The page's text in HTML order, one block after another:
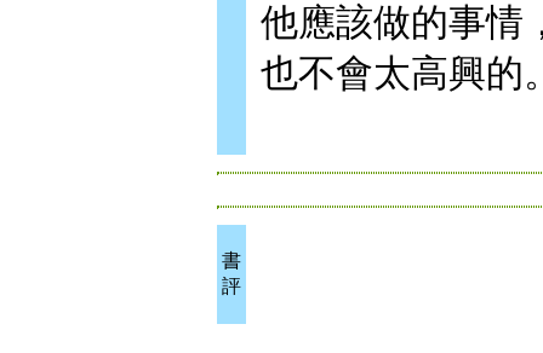
他應該做的事情
也不會太高興的
書
評